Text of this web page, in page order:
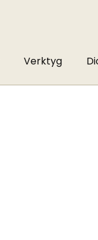
Verktyg